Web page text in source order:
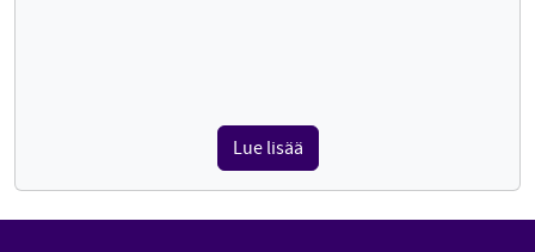
Lue lisää